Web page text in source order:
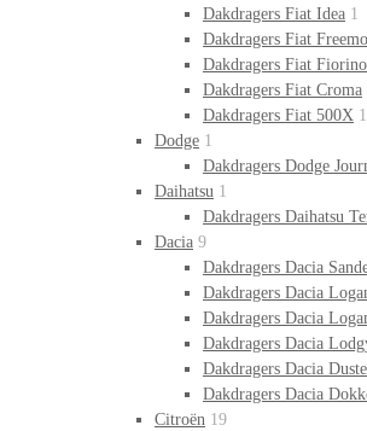
Dakdragers Fiat Idea 1
Dakdragers Fiat
Dakdragers Fiat Fiorino
Dakdragers Fiat Croma
Dakdragers Fiat 500X 1
Dodge 1
Dakdragers Dodge
Daihatsu 1
Dakdragers Daihatsu
Dacia 9
Dakdragers Dacia
Dakdragers Dacia
Dakdragers Dacia
Dakdragers Dacia
Dakdragers Dacia
Dakdragers Dacia
Citroën 19